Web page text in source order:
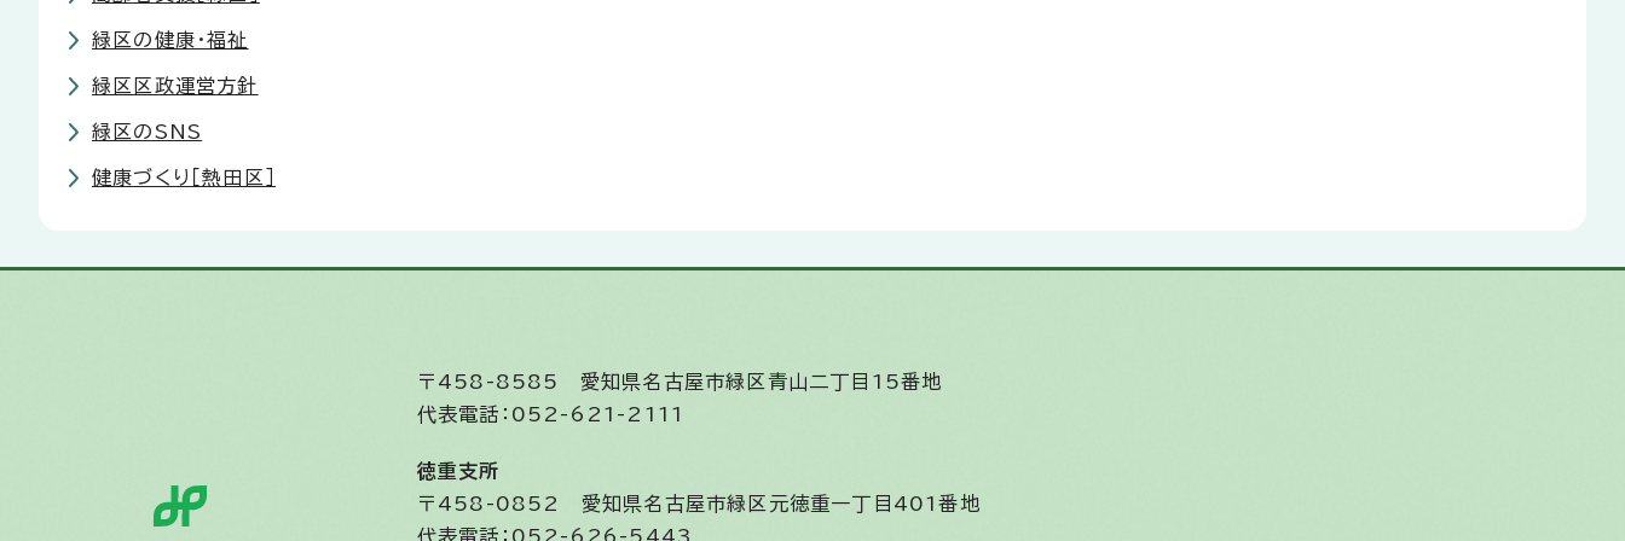
緑区の健康・福祉
緑区区政運営方針
緑区のSNS
健康づくり［熱田区］
〒458-8585 愛知県名古屋市緑区青山二丁目15番地
代表電話：052-621-2111
徳重支所
〒458-0852 愛知県名古屋市緑区元徳重一丁目401番地
代表電話：052-626-5443